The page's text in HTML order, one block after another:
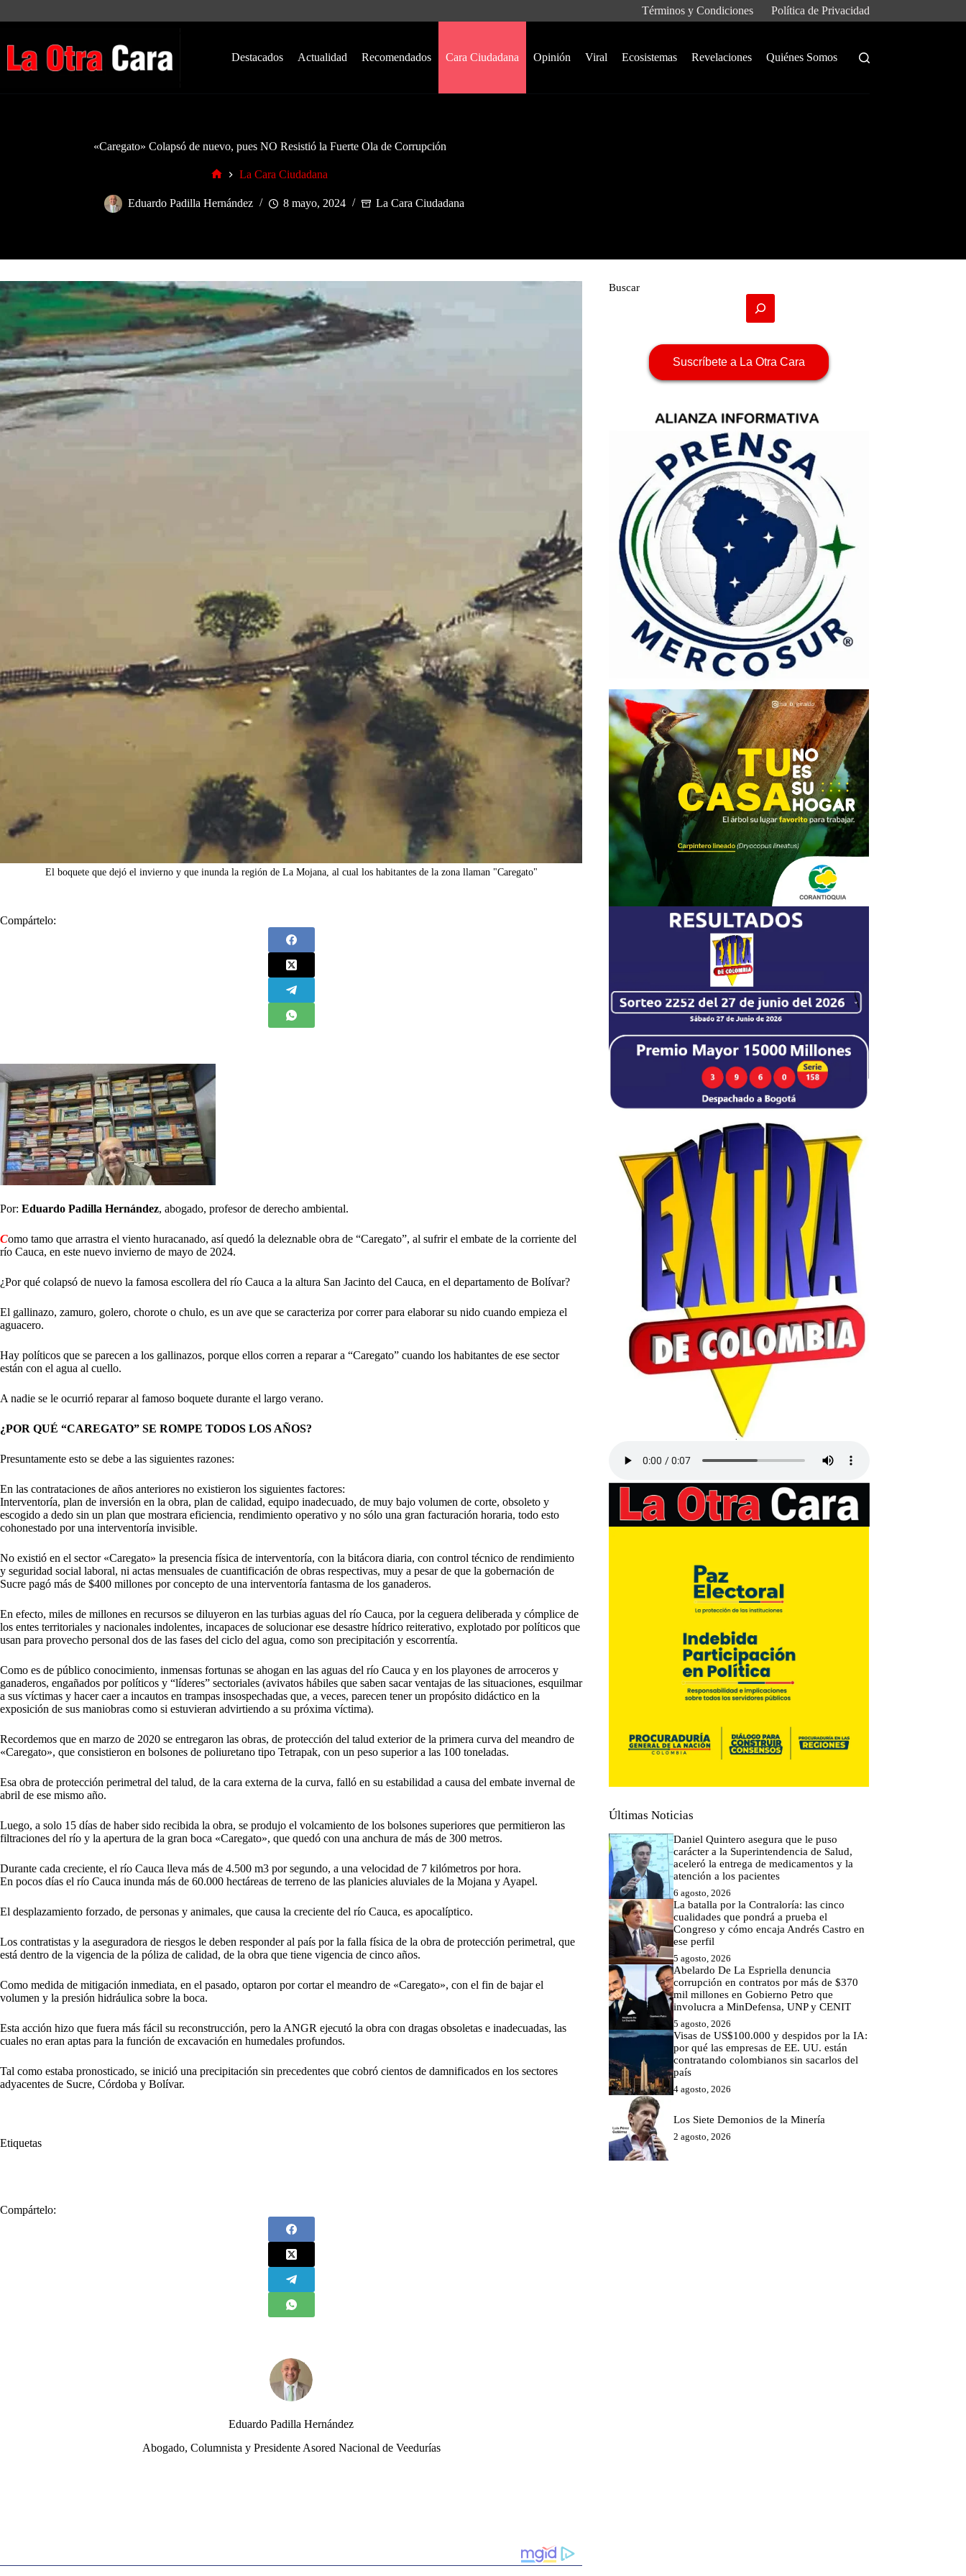
Términos y Condiciones Política de Privacidad
Destacados Actualidad Recomendados Cara Ciudadana Opinión Viral Ecosistemas Revelaciones Quiénes Somos
«Caregato» Colapsó de nuevo, pues NO Resistió la Fuerte Ola de Corrupción
La Cara Ciudadana
Eduardo Padilla Hernández 8 mayo, 2024 La Cara Ciudadana
El boquete que dejó el invierno y que inunda la región de La Mojana, al cual los habitantes de la zona llaman "Caregato"
Compártelo:
Por: Eduardo Padilla Hernández, abogado, profesor de derecho ambiental.
Como tamo que arrastra el viento huracanado, así quedó la deleznable obra de “Caregato”, al sufrir el embate de la corriente del
río Cauca, en este nuevo invierno de mayo de 2024.
¿Por qué colapsó de nuevo la famosa escollera del río Cauca a la altura San Jacinto del Cauca, en el departamento de Bolívar?
El gallinazo, zamuro, golero, chorote o chulo, es un ave que se caracteriza por correr para elaborar su nido cuando empieza el
aguacero.
Hay políticos que se parecen a los gallinazos, porque ellos corren a reparar a “Caregato” cuando los habitantes de ese sector
están con el agua al cuello.
A nadie se le ocurrió reparar al famoso boquete durante el largo verano.
¿POR QUÉ “CAREGATO” SE ROMPE TODOS LOS AÑOS?
Presuntamente esto se debe a las siguientes razones:
En las contrataciones de años anteriores no existieron los siguientes factores:
Interventoría, plan de inversión en la obra, plan de calidad, equipo inadecuado, de muy bajo volumen de corte, obsoleto y
escogido a dedo sin un plan que mostrara eficiencia, rendimiento operativo y no sólo una gran facturación horaria, todo esto
cohonestado por una interventoría invisible.
No existió en el sector «Caregato» la presencia física de interventoría, con la bitácora diaria, con control técnico de rendimiento
y seguridad social laboral, ni actas mensuales de cuantificación de obras respectivas, muy a pesar de que la gobernación de
Sucre pagó más de $400 millones por concepto de una interventoría fantasma de los ganaderos.
En efecto, miles de millones en recursos se diluyeron en las turbias aguas del río Cauca, por la ceguera deliberada y cómplice de
los entes territoriales y nacionales indolentes, incapaces de solucionar ese desastre hídrico reiterativo, explotado por políticos que
usan para provecho personal dos de las fases del ciclo del agua, como son precipitación y escorrentía.
Como es de público conocimiento, inmensas fortunas se ahogan en las aguas del río Cauca y en los playones de arroceros y
ganaderos, engañados por políticos y “líderes” sectoriales (avivatos hábiles que saben sacar ventajas de las situaciones, esquilmar
a sus víctimas y hacer caer a incautos en trampas insospechadas que, a veces, parecen tener un propósito didáctico en la
exposición de sus maniobras como si estuvieran advirtiendo a su próxima víctima).
Recordemos que en marzo de 2020 se entregaron las obras, de protección del talud exterior de la primera curva del meandro de
«Caregato», que consistieron en bolsones de poliuretano tipo Tetrapak, con un peso superior a las 100 toneladas.
Esa obra de protección perimetral del talud, de la cara externa de la curva, falló en su estabilidad a causa del embate invernal de
abril de ese mismo año.
Luego, a solo 15 días de haber sido recibida la obra, se produjo el volcamiento de los bolsones superiores que permitieron las
filtraciones del río y la apertura de la gran boca «Caregato», que quedó con una anchura de más de 300 metros.
Durante cada creciente, el río Cauca lleva más de 4.500 m3 por segundo, a una velocidad de 7 kilómetros por hora.
En pocos días el río Cauca inunda más de 60.000 hectáreas de terreno de las planicies aluviales de la Mojana y Ayapel.
El desplazamiento forzado, de personas y animales, que causa la creciente del río Cauca, es apocalíptico.
Los contratistas y la aseguradora de riesgos le deben responder al país por la falla física de la obra de protección perimetral, que
está dentro de la vigencia de la póliza de calidad, de la obra que tiene vigencia de cinco años.
Como medida de mitigación inmediata, en el pasado, optaron por cortar el meandro de «Caregato», con el fin de bajar el
volumen y la presión hidráulica sobre la boca.
Esta acción hizo que fuera más fácil su reconstrucción, pero la ANGR ejecutó la obra con dragas obsoletas e inadecuadas, las
cuales no eran aptas para la función de excavación en humedales profundos.
Tal como estaba pronosticado, se inició una precipitación sin precedentes que cobró cientos de damnificados en los sectores
adyacentes de Sucre, Córdoba y Bolívar.
Etiquetas
Compártelo:
Eduardo Padilla Hernández
Abogado, Columnista y Presidente Asored Nacional de Veedurías
Buscar
Suscríbete a La Otra Cara
Últimas Noticias
Daniel Quintero asegura que le puso
carácter a la Superintendencia de Salud,
aceleró la entrega de medicamentos y la
atención a los pacientes
6 agosto, 2026
La batalla por la Contraloría: las cinco
cualidades que pondrá a prueba el
Congreso y cómo encaja Andrés Castro en
ese perfil
5 agosto, 2026
Abelardo De La Espriella denuncia
corrupción en contratos por más de $370
mil millones en Gobierno Petro que
involucra a MinDefensa, UNP y CENIT
5 agosto, 2026
Visas de US$100.000 y despidos por la IA:
por qué las empresas de EE. UU. están
contratando colombianos sin sacarlos del
país
4 agosto, 2026
Los Siete Demonios de la Minería
2 agosto, 2026